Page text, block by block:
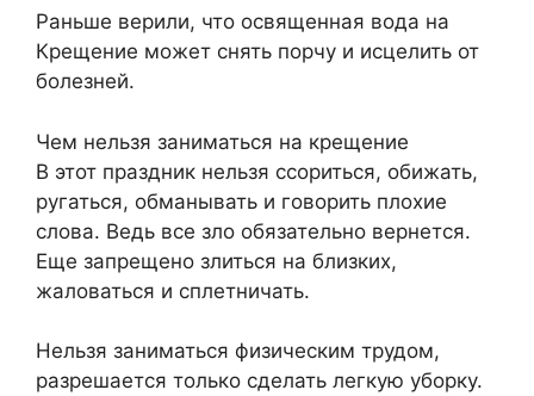
Раньше верили, что освященная вода на
Крещение может снять порчу и исцелить от
болезней.
Чем нельзя заниматься на крещение
В этот праздник нельзя ссориться, обижать,
ругаться, обманывать и говорить плохие
слова. Ведь все зло обязательно вернется.
Еще запрещено злиться на близких,
жаловаться и сплетничать.
Нельзя заниматься физическим трудом,
разрешается только сделать легкую уборку.